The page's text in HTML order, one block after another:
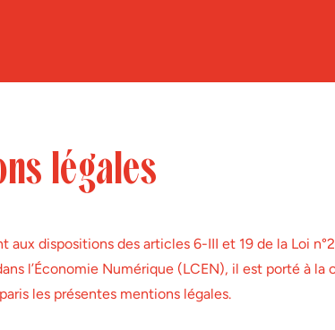
légales
aux dispositions des articles 6-III et 19 de la Loi
l’Économie Numérique (LCEN), il est porté à la
les présentes mentions légales.